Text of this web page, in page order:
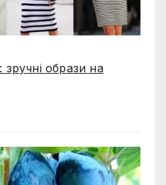
образи на